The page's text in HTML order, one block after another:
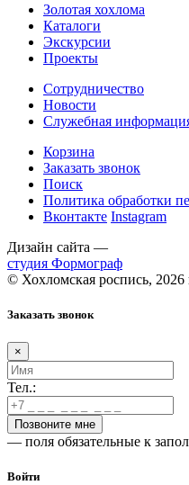
Золотая хохлома
Каталоги
Экскурсии
Проекты
Сотрудничество
Новости
Служебная
Корзина
Заказать звонок
Поиск
Политика обработки
Вконтакте Instagram
Дизайн сайта —
студия Формограф
© Хохломская роспись,
Заказать звонок
×
Тел.:
— поля обязательные к
Войти